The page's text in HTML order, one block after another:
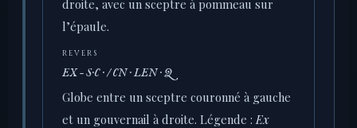
droite, avec un sceptre à pommeau sur
l’épaule.
REVERS
EX – S·C · / CN · LEN · Q
Globe entre un sceptre couronné à gauche
et un gouvernail à droite. Légende : Ex